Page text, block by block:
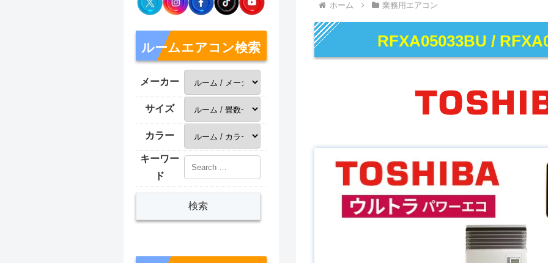
ホーム 業務用エアコン
RFXA05033BU /
ルームエアコン検索
メーカー
サイズ
カラー
キーワー
ド